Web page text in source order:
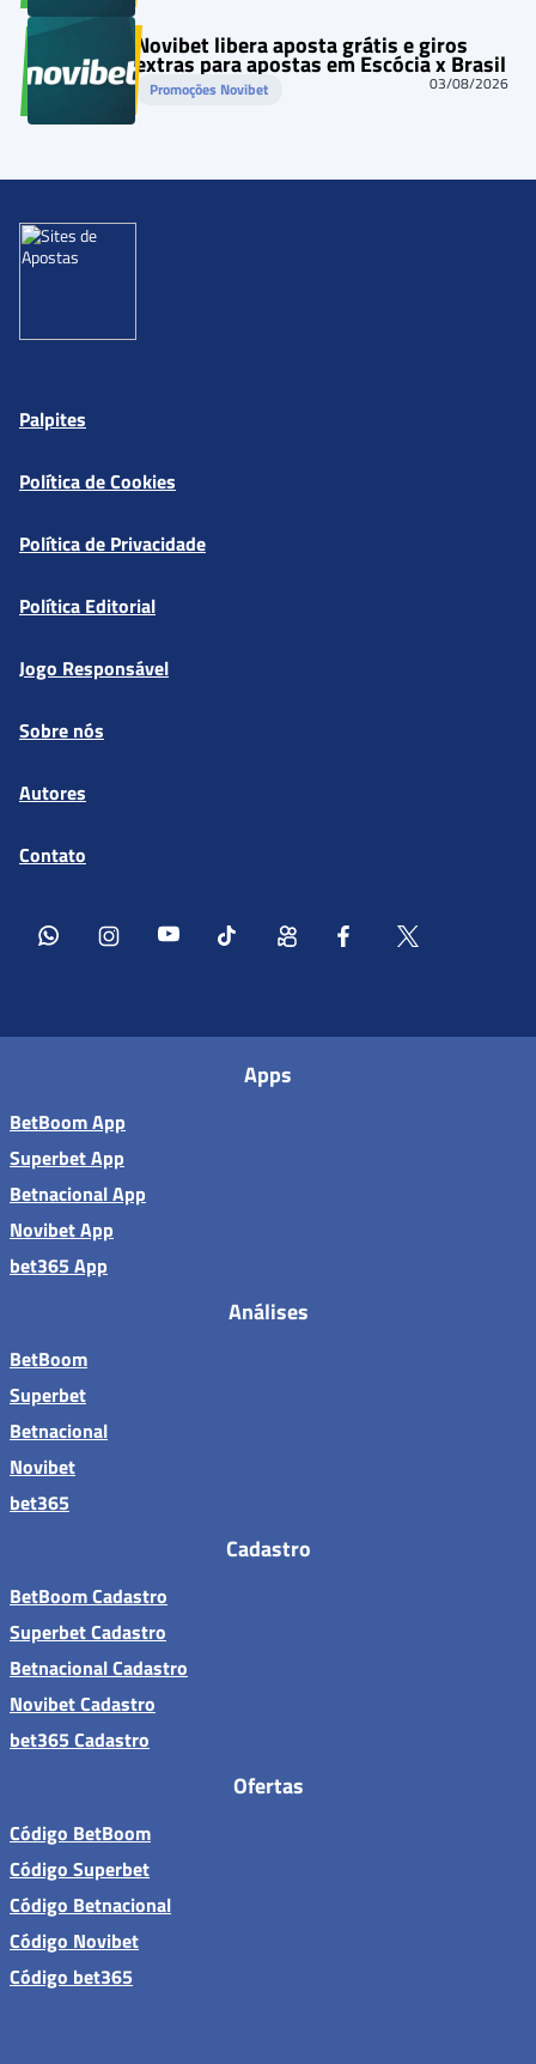
Novibet libera aposta grátis e giros
extras para apostas em Escócia x Brasil
Promoções Novibet 03/08/2026
Palpites
Política de Cookies
Política de Privacidade
Política Editorial
Jogo Responsável
Sobre nós
Autores
Contato
Apps
BetBoom App
Superbet App
Betnacional App
Novibet App
bet365 App
Análises
BetBoom
Superbet
Betnacional
Novibet
bet365
Cadastro
BetBoom Cadastro
Superbet Cadastro
Betnacional Cadastro
Novibet Cadastro
bet365 Cadastro
Ofertas
Código BetBoom
Código Superbet
Código Betnacional
Código Novibet
Código bet365